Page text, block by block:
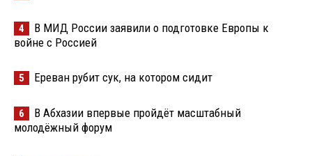
4
В МИД России заявили о подготовке Европы к
войне с Россией
5 Ереван рубит сук, на котором сидит
6
В Абхазии впервые пройдёт масштабный
молодёжный форум